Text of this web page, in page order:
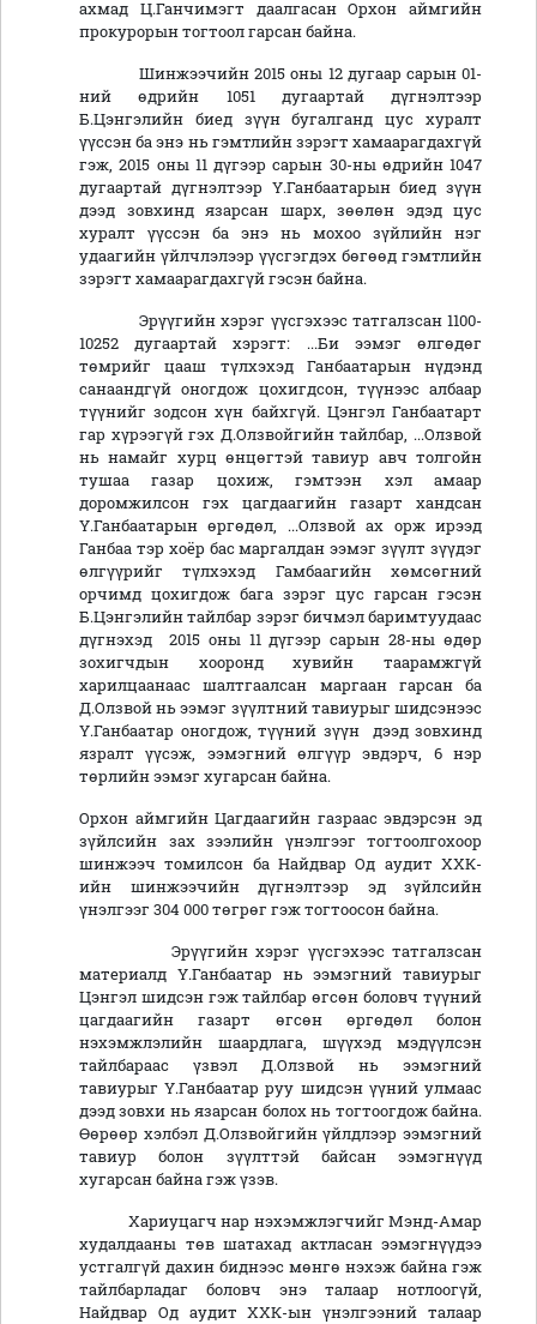
ахмад Ц.Ганчимэгт даалгасан Орхон аймгийн
прокурорын тогтоол гарсан байна.
Шинжээчийн 2015 оны 12 дугаар сарын 01-
ний өдрийн 1051 дугаартай дүгнэлтээр
Б.Цэнгэлийн биед зүүн бугалганд цус хуралт
үүссэн ба энэ нь гэмтлийн зэрэгт хамаарагдахгүй
гэж, 2015 оны 11 дүгээр сарын 30-ны өдрийн 1047
дугаартай дүгнэлтээр Ү.Ганбаатарын биед зүүн
дээд зовхинд язарсан шарх, зөөлөн эдэд цус
хуралт үүссэн ба энэ нь мохоо зүйлийн нэг
удаагийн үйлчлэлээр үүсгэгдэх бөгөөд гэмтлийн
зэрэгт хамаарагдахгүй гэсэн байна.
Эрүүгийн хэрэг үүсгэхээс татгалзсан 1100-
10252 дугаартай хэрэгт: ...Би ээмэг өлгөдөг
төмрийг цааш түлхэхэд Ганбаатарын нүдэнд
санаандгүй оногдож цохигдсон, түүнээс албаар
түүнийг зодсон хүн байхгүй. Цэнгэл Ганбаатарт
гар хүрээгүй гэх Д.Олзвойгийн тайлбар, ...Олзвой
нь намайг хурц өнцөгтэй тавиур авч толгойн
тушаа газар цохиж, гэмтээн хэл амаар
доромжилсон гэх цагдаагийн газарт хандсан
Ү.Ганбаатарын өргөдөл, ...Олзвой ах орж ирээд
Ганбаа тэр хоёр бас маргалдан ээмэг зүүлт зүүдэг
өлгүүрийг түлхэхэд Гамбаагийн хөмсөгний
орчимд цохигдож бага зэрэг цус гарсан гэсэн
Б.Цэнгэлийн тайлбар зэрэг бичмэл баримтуудаас
дүгнэхэд 2015 оны 11 дүгээр сарын 28-ны өдөр
зохигчдын хооронд хувийн таарамжгүй
харилцаанаас шалтгаалсан маргаан гарсан ба
Д.Олзвой нь ээмэг зүүлтний тавиурыг шидсэнээс
Ү.Ганбаатар оногдож, түүний зүүн дээд зовхинд
язралт үүсэж, ээмэгний өлгүүр эвдэрч, 6 нэр
төрлийн ээмэг хугарсан байна.
Орхон аймгийн Цагдаагийн газраас эвдэрсэн эд
зүйлсийн зах зээлийн үнэлгээг тогтоолгохоор
шинжээч томилсон ба Найдвар Од аудит ХХК-
ийн шинжээчийн дүгнэлтээр эд зүйлсийн
үнэлгээг 304 000 төгрөг гэж тогтоосон байна.
Эрүүгийн хэрэг үүсгэхээс татгалзсан
материалд Ү.Ганбаатар нь ээмэгний тавиурыг
Цэнгэл шидсэн гэж тайлбар өгсөн боловч түүний
цагдаагийн газарт өгсөн өргөдөл болон
нэхэмжлэлийн шаардлага, шүүхэд мэдүүлсэн
тайлбараас үзвэл Д.Олзвой нь ээмэгний
тавиурыг Ү.Ганбаатар руу шидсэн үүний улмаас
дээд зовхи нь язарсан болох нь тогтоогдож байна.
Өөрөөр хэлбэл Д.Олзвойгийн үйлдлээр ээмэгний
тавиур болон зүүлттэй байсан ээмэгнүүд
хугарсан байна гэж үзэв.
Хариуцагч нар нэхэмжлэгчийг Мэнд-Амар
худалдааны төв шатахад актласан ээмэгнүүдээ
устгалгүй дахин биднээс мөнгө нэхэж байна гэж
тайлбарладаг боловч энэ талаар нотлоогүй,
Найдвар Од аудит ХХК-ын үнэлгээний талаар